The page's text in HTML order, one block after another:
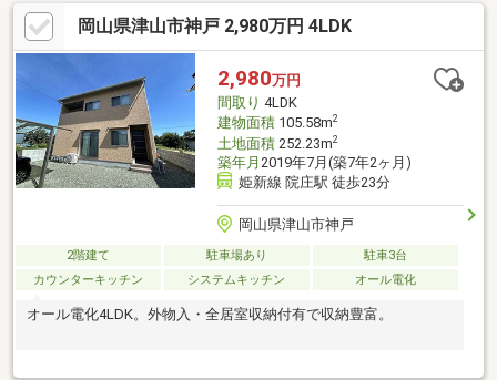
岡山県津山市神戸 2,980万円 4LDK
2,980万円
間取り 4LDK
建物面積105.58m2
土地面積252.23m2
築年月 2019年7月(築7年2ヶ月)
姫新線 院庄駅 徒歩23分
岡山県津山市神戸
2階建て 駐車場あり
駐車3台
カウンターキッチン
システムキッチン オール電化
オール電化4LDK。外物入・全居室収納付有で収納豊富。